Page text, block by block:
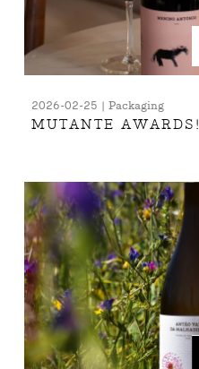
2026-02-25 | Packaging
MUTANTE AWARDS!